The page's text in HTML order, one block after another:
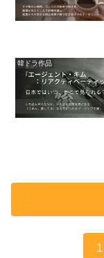
韓ドラ作品
1